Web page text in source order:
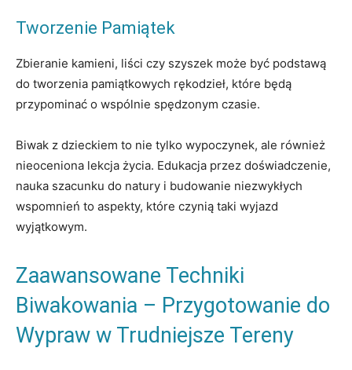
Tworzenie Pamiątek
Zbieranie kamieni, liści czy szyszek może być podstawą
do tworzenia pamiątkowych rękodzieł, które będą
przypominać o wspólnie spędzonym czasie.
Biwak z dzieckiem to nie tylko wypoczynek, ale również
nieoceniona lekcja życia. Edukacja przez doświadczenie,
nauka szacunku do natury i budowanie niezwykłych
wspomnień to aspekty, które czynią taki wyjazd
wyjątkowym.
Zaawansowane Techniki
Biwakowania – Przygotowanie do
Wypraw w Trudniejsze Tereny